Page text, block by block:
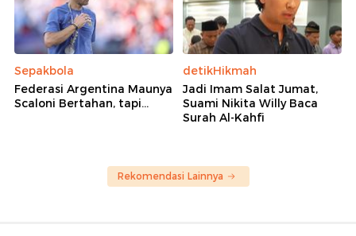
Sepakbola
Federasi Argentina Maunya
Scaloni Bertahan, tapi...
detikHikmah
Jadi Imam Salat Jumat,
Suami Nikita Willy Baca
Surah Al-Kahfi
Rekomendasi Lainnya